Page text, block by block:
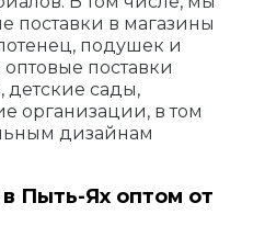
поставки в магазины
подушек и
поставки
детские сады,
организации, в том
дизайнам
Пыть-Ях оптом от